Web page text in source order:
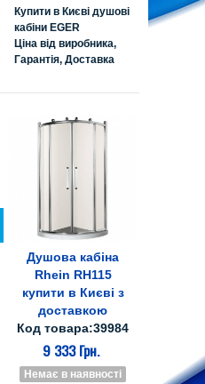
Купити в Києві душові
кабіни EGER
Ціна від виробника,
Гарантія, Доставка
Душова кабіна
Rhein RH115
купити в Києві з
доставкою
Код товара:39984
9 333 Грн.
Немає в наявності